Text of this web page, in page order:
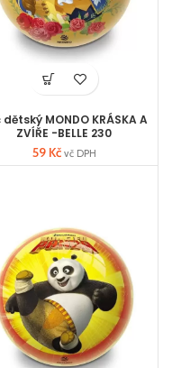
dětský MONDO KRÁSKA A
ZVÍŘE -BELLE 230
59 Kč vč DPH